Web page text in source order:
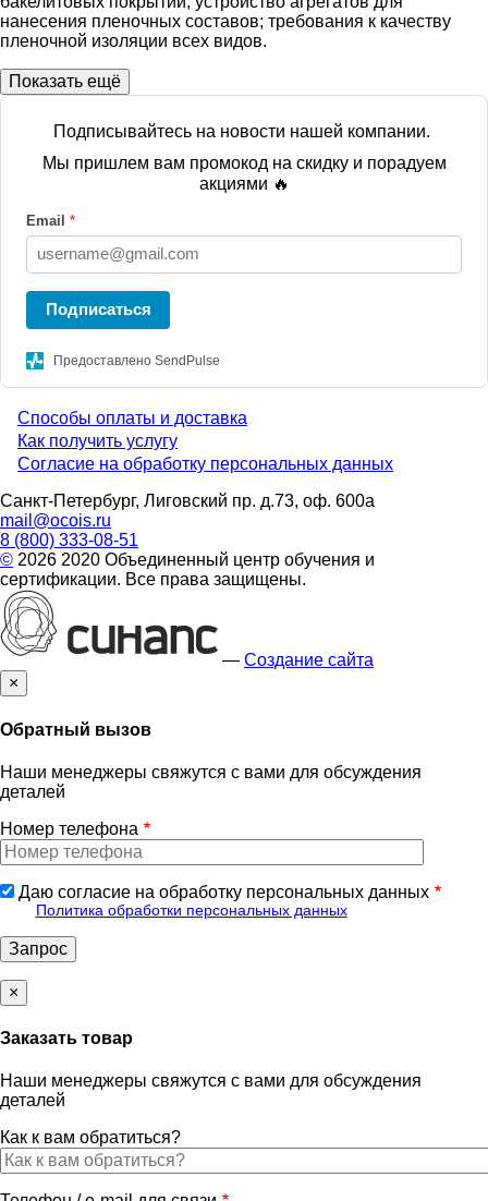
нанесения пленочных составов; требования к качеству
пленочной изоляции всех видов.
Показать ещё
Подписывайтесь на новости нашей компании.
Мы пришлем вам промокод на скидку и порадуем
акциями 🔥
Email *
Подписаться
Предоставлено SendPulse
Menu
footer
Способы оплаты и доставка
Как получить услугу
Согласие на обработку персональных данных
Санкт-Петербург, Лиговский пр. д.73, оф. 600а
mail@ocois.ru
8 (800) 333-08-51
© 2026 2020 Объединенный центр обучения и
сертификации. Все права защищены.
— Создание сайта
×
Обратный вызов
Наши менеджеры свяжутся с вами для обсуждения
деталей
Номер телефона
Даю согласие на обработку персональных данных
Политика обработки персональных данных
×
Заказать товар
Наши менеджеры свяжутся с вами для обсуждения
деталей
Как к вам обратиться?